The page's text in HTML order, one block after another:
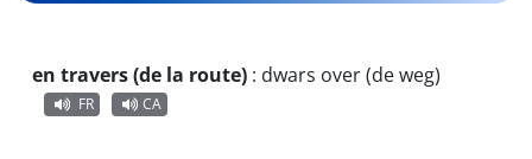
en travers (de la route) : dwars over (de weg)
FR CA